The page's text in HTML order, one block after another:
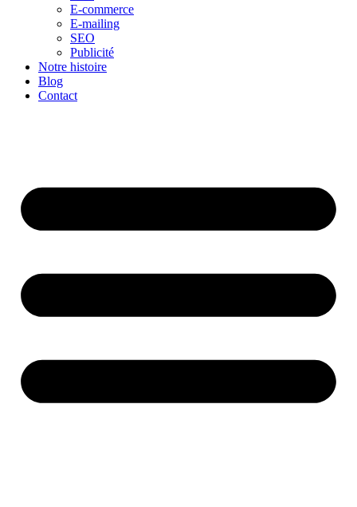
E-commerce
E-mailing
SEO
Publicité
Notre histoire
Blog
Contact